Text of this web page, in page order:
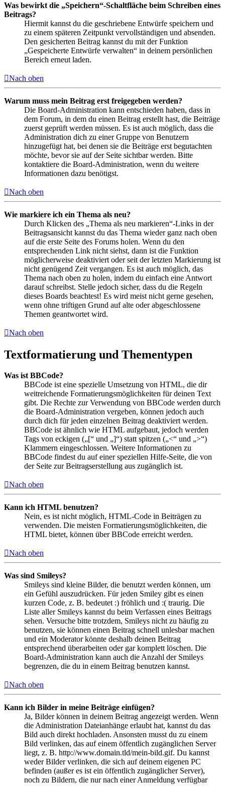
Was bewirkt die „Speichern“-Schaltfläche beim Schreiben eines
Beitrags?
Hiermit kannst du die geschriebene Entwürfe speichern und
zu einem späteren Zeitpunkt vervollständigen und absenden.
Den gesicherten Beitrag kannst du mit der Funktion
„Gespeicherte Entwürfe verwalten“ in deinem persönlichen
Bereich erneut laden.
Nach oben
Warum muss mein Beitrag erst freigegeben werden?
Die Board-Administration kann entschieden haben, dass in
dem Forum, in dem du einen Beitrag erstellt hast, die Beiträge
zuerst geprüft werden müssen. Es ist auch möglich, dass die
Administration dich zu einer Gruppe von Benutzern
hinzugefügt hat, bei denen sie die Beiträge erst begutachten
möchte, bevor sie auf der Seite sichtbar werden. Bitte
kontaktiere die Board-Administration, wenn du weitere
Informationen dazu benötigst.
Nach oben
Wie markiere ich ein Thema als neu?
Durch Klicken des „Thema als neu markieren“-Links in der
Beitragsansicht kannst du das Thema wieder ganz nach oben
auf die erste Seite des Forums holen. Wenn du den
entsprechenden Link nicht siehst, dann ist die Funktion
möglicherweise deaktiviert oder seit der letzten Markierung ist
nicht genügend Zeit vergangen. Es ist auch möglich, das
Thema nach oben zu holen, indem du einfach eine Antwort
darauf schreibst. Stelle jedoch sicher, dass du die Regeln
dieses Boards beachtest! Es wird meist nicht gerne gesehen,
wenn ohne triftigen Grund auf alte oder abgeschlossene
Themen geantwortet wird.
Nach oben
Textformatierung und Thementypen
Was ist BBCode?
BBCode ist eine spezielle Umsetzung von HTML, die dir
weitreichende Formatierungsmöglichkeiten für deinen Text
gibt. Die Rechte zur Verwendung von BBCode werden durch
die Board-Administration vergeben, können jedoch auch
durch dich für jeden einzelnen Beitrag deaktiviert werden.
BBCode ist ähnlich wie HTML aufgebaut, jedoch werden
Tags von eckigen („[“ und „]“) statt spitzen („<“ und „>“)
Klammern eingeschlossen. Weitere Informationen zu
BBCode findest du auf einer speziellen Hilfe-Seite, die von
der Seite zur Beitragserstellung aus zugänglich ist.
Nach oben
Kann ich HTML benutzen?
Nein, es ist nicht möglich, HTML-Code in Beiträgen zu
verwenden. Die meisten Formatierungsmöglichkeiten, die
HTML bietet, können über BBCode erreicht werden.
Nach oben
Was sind Smileys?
Smileys sind kleine Bilder, die benutzt werden können, um
ein Gefühl auszudrücken. Für jeden Smiley gibt es einen
kurzen Code, z. B. bedeutet :) fröhlich und :( traurig. Die
Liste aller Smileys kannst du beim Verfassen eines Beitrags
sehen. Versuche bitte trotzdem, Smileys nicht zu häufig zu
benutzen, sie können einen Beitrag schnell unlesbar machen
und ein Moderator könnte deshalb deinen Beitrag
entsprechend überarbeiten oder gar komplett löschen. Die
Board-Administration kann auch die Anzahl der Smileys
begrenzen, die du in einem Beitrag benutzen kannst.
Nach oben
Kann ich Bilder in meine Beiträge einfügen?
Ja, Bilder können in deinem Beitrag angezeigt werden. Wenn
die Administration Dateianhänge erlaubt hat, kannst du das
Bild auch direkt hochladen. Ansonsten musst du zu einem
Bild verlinken, das auf einem öffentlich zugänglichen Server
liegt, z. B. http://www.domain.tld/mein-bild.gif. Du kannst
weder Bilder verlinken, die sich auf deinem eigenen PC
befinden (außer es ist ein öffentlich zugänglicher Server),
noch zu Bildern, die nur nach einer Anmeldung verfügbar